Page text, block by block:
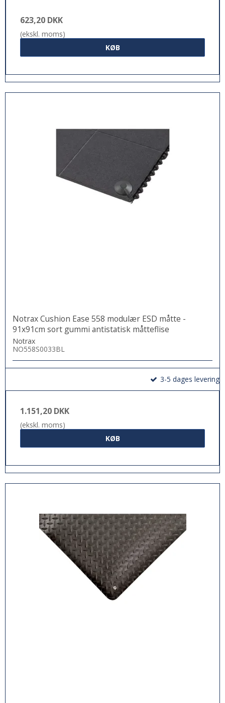
623,20 DKK
(ekskl. moms)
KØB
Notrax Cushion Ease 558 modulær ESD måtte -
91x91cm sort gummi antistatisk måtteflise
Notrax
NO558S0033BL
3-5 dages levering
1.151,20 DKK
(ekskl. moms)
KØB